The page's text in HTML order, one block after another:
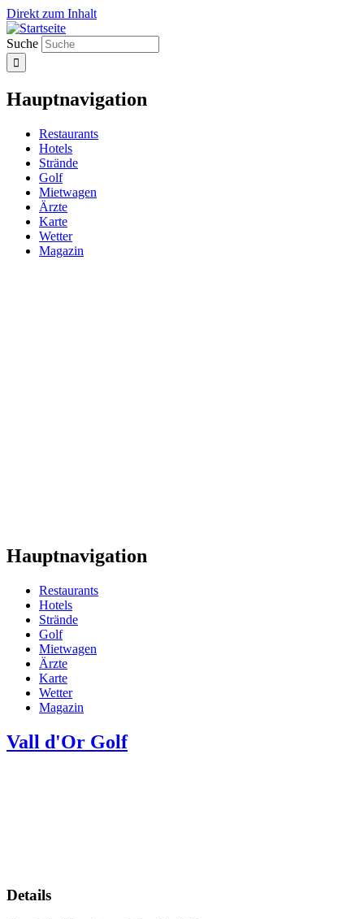
Direkt zum Inhalt
Suche
Hauptnavigation
Restaurants
Hotels
Strände
Golf
Mietwagen
Ärzte
Karte
Wetter
Magazin
Hauptnavigation
Restaurants
Hotels
Strände
Golf
Mietwagen
Ärzte
Karte
Wetter
Magazin
Vall d'Or Golf
Details